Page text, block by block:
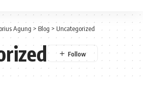
Agung > Blog >Uncategorized